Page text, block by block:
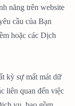
năng trên website
cầu của Bạn
hoặc các Dịch
kỳ sự mất mát dữ
liên quan đến việc